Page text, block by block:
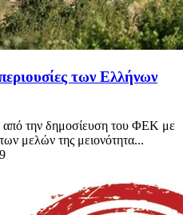
των Ελλήνων
από την δημοσίευση του ΦΕΚ με
μελών της μειονότητα...